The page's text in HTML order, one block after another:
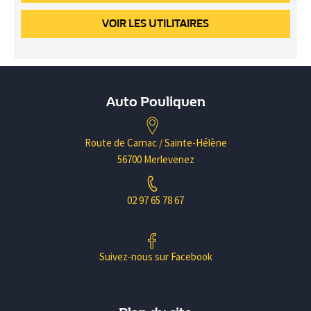
VOIRLES UTILITAIRES
Auto Pouliquen
Route de Carnac / Sainte-Hélène
56700 Merlevenez
02 97 65 78 67
Suivez-nous sur Facebook